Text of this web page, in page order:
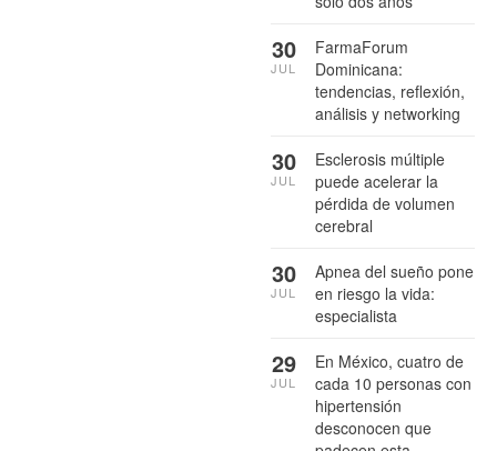
FarmaForum
Dominicana:
tendencias, reflexión,
análisis y networking
30
JUL
Esclerosis múltiple
puede acelerar la
pérdida de volumen
cerebral
30
JUL
Apnea del sueño pone
en riesgo la vida:
especialista
30
JUL
En México, cuatro de
cada 10 personas con
hipertensión
desconocen que
29
JUL